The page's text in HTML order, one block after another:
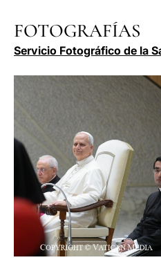
FOTOGRAFÍAS
Servicio Fotográfico de la